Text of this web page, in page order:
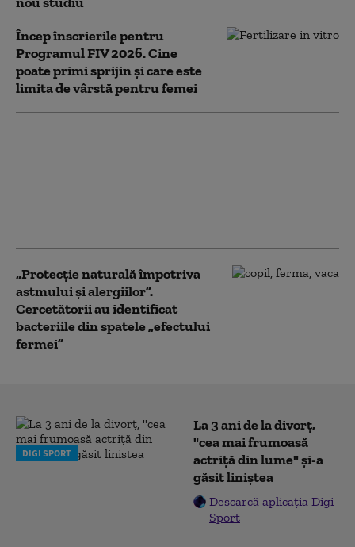
Încep înscrierile pentru
Programul FIV 2026. Cine
poate primi sprijin și care este
limita de vârstă pentru femei
„Protecție naturală împotriva
astmului și alergiilor”.
Cercetătorii au identificat
bacteriile din spatele „efectului
fermei”
DIGI SPORT
La 3 ani de la divorț,
"cea mai frumoasă
actriță din lume" și-a
găsit liniștea
Descarcă aplicația Digi
Sport